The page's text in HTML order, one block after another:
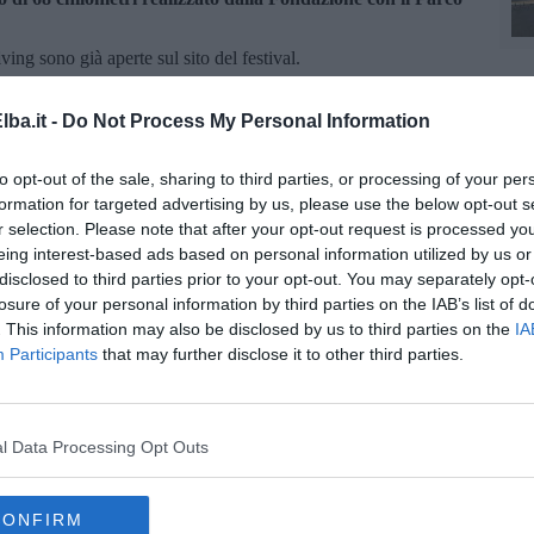
- Do Not Process My Personal Information
opt-out of the sale, sharing to third parties, or processing of your
for targeted advertising by us, please use the below opt-out
selection. Please note that after your opt-out request is processed
interest-based ads based on personal information utilized by us
to third parties prior to your opt-out. You may separately
of your personal information by third parties on the IAB’s list of
This information may also be disclosed by us to third parties on the
Participants that may further disclose it to other third parties.
Data Processing Opt Outs
sono già aperte sul sito del festival.
tramite
Public/Web/servizi/prenotazione/233/true
sono disponibili su www.seaessence.eu.
d'Elba iscriviti allaNewsletter QUInews ELBA.Arriva
nella tua casella di posta.
iscriviti alla
nella tua casella di posta.